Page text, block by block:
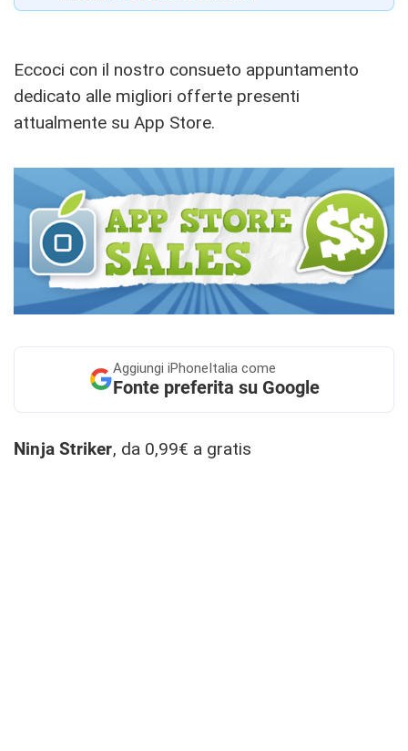
Eccoci con il nostro consueto appuntamento
dedicato alle migliori offerte presenti
attualmente su App Store.
Aggiungi iPhoneItalia come
Fonte preferita su Google
Ninja Striker, da 0,99€ a gratis